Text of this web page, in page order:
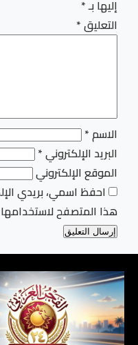
إليها بـ*
التعليق*
الاسم*
البريد الإلكتروني*
الموقع الإلكتروني
احفظ اسمي، بريدي
هذا المتصفح